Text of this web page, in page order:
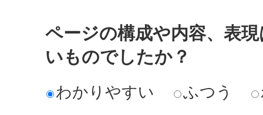
ページの構成や内容、表
いものでしたか？
わかりやすい ふつう